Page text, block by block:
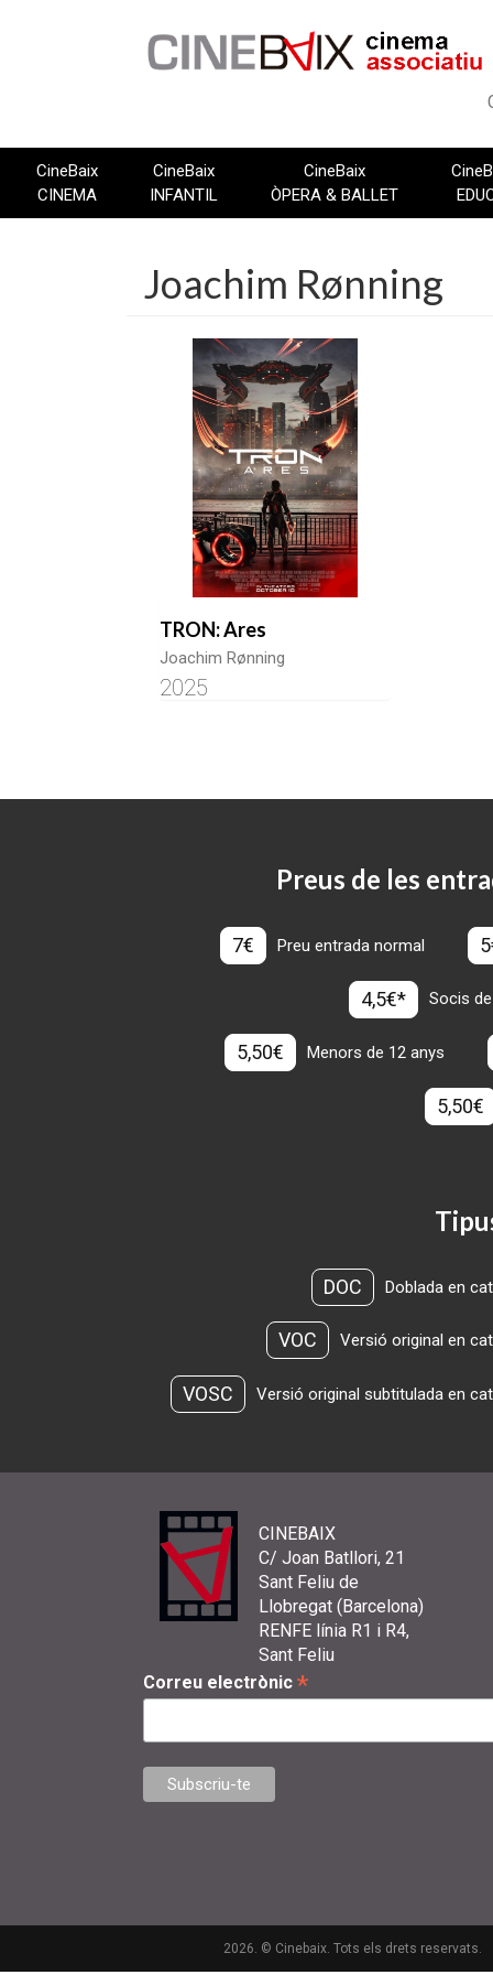
CineBaix
CINEMA
CineBaix
INFANTIL
CineBaix
ÒPERA & BALLET
Joachim Rønning
TRON: Ares
Joachim Rønning
2025
Preus de les
7€ Preu entrada normal
4,5€* Socis
5,50€ Menors de 12 anys
5,50€
DOC Doblada en
VOC Versió original en
VOSC Versió original subtitulada en
CINEBAIX
C/ Joan Batllori, 21
Sant Feliu de
Llobregat (Barcelona)
RENFE línia R1 i R4,
Sant Feliu
Correu electrònic *
2026. © Cinebaix. Tots els drets reservats.